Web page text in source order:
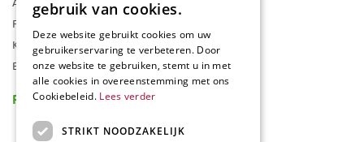
Folder
Klantenkaart
Blog
Reviews
gebruik van cookies.
Deze website gebruikt cookies om uw
gebruikerservaring te verbeteren. Door
onze website te gebruiken, stemt u in met
alle cookies in overeenstemming met ons
Cookiebeleid. Lees verder
STRIKT NOODZAKELIJK